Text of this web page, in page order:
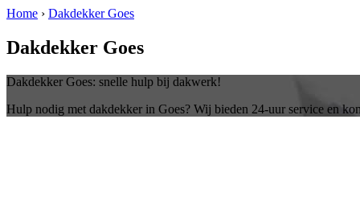
Home › Dakdekker Goes
Dakdekker Goes
Dakdekker Goes: snelle hulp bij dakwerk!
Hulp nodig met dakdekker in Goes? Wij bieden 24-uur service en